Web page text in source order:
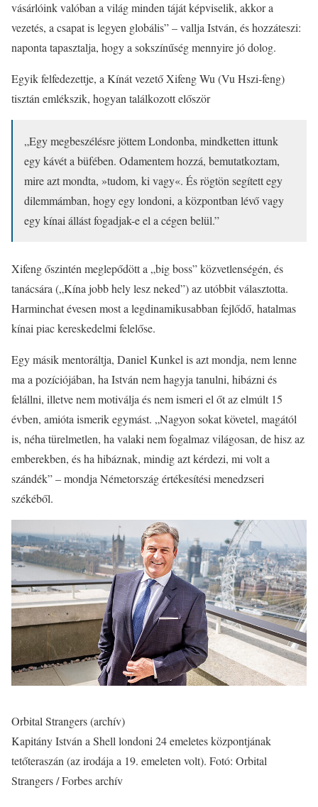
vásárlóink valóban a világ minden táját képviselik, akkor a
vezetés, a csapat is legyen globális” – vallja István, és hozzáteszi:
naponta tapasztalja, hogy a sokszínűség mennyire jó dolog.
Egyik felfedezettje, a Kínát vezető Xifeng Wu (Vu Hszi-feng)
tisztán emlékszik, hogyan találkozott először
„Egy megbeszélésre jöttem Londonba, mindketten ittunk
egy kávét a büfében. Odamentem hozzá, bemutatkoztam,
mire azt mondta, »tudom, ki vagy«. És rögtön segített egy
dilemmámban, hogy egy londoni, a központban lévő vagy
egy kínai állást fogadjak-e el a cégen belül.”
Xifeng őszintén meglepődött a „big boss” közvetlenségén, és
tanácsára („Kína jobb hely lesz neked”) az utóbbit választotta.
Harminchat évesen most a legdinamikusabban fejlődő, hatalmas
kínai piac kereskedelmi felelőse.
Egy másik mentoráltja, Daniel Kunkel is azt mondja, nem lenne
ma a pozíciójában, ha István nem hagyja tanulni, hibázni és
felállni, illetve nem motiválja és nem ismeri el őt az elmúlt 15
évben, amióta ismerik egymást. „Nagyon sokat követel, magától
is, néha türelmetlen, ha valaki nem fogalmaz világosan, de hisz az
emberekben, és ha hibáznak, mindig azt kérdezi, mi volt a
szándék” – mondja Németország értékesítési menedzseri
székéből.
Orbital Strangers (archív)
Kapitány István a Shell londoni 24 emeletes központjának
tetőteraszán (az irodája a 19. emeleten volt). Fotó: Orbital
Strangers / Forbes archív